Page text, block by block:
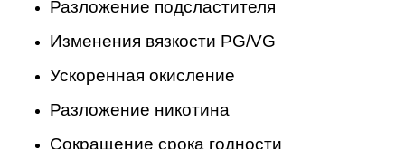
Разложение подсластителя
Изменения вязкости PG/VG
Ускоренная окисление
Разложение никотина
Сокращение срока годности